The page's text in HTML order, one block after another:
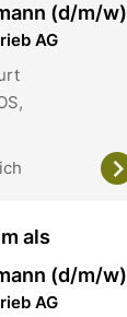
(d/m/w)
AG
als
(d/m/w)
AG